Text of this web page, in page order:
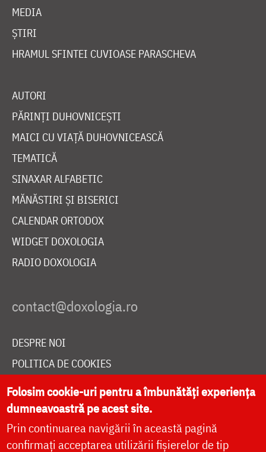
MEDIA
ȘTIRI
HRAMUL SFINTEI CUVIOASE PARASCHEVA
AUTORI
PĂRINȚI DUHOVNICEȘTI
MAICI CU VIAȚĂ DUHOVNICEASCĂ
TEMATICĂ
SINAXAR ALFABETIC
MĂNĂSTIRI ȘI BISERICI
CALENDAR ORTODOX
WIDGET DOXOLOGIA
RADIO DOXOLOGIA
DESPRE NOI
POLITICA DE COOKIES
DONEAZĂ ONLINE PENTRU CATEDRALA NAȚIONALĂ
LIVE
Folosim cookie-uri pentru a îmbunătăți experiența
dumneavoastră pe acest site.
Prin continuarea navigării în această pagină
confirmați acceptarea utilizării fișierelor de tip